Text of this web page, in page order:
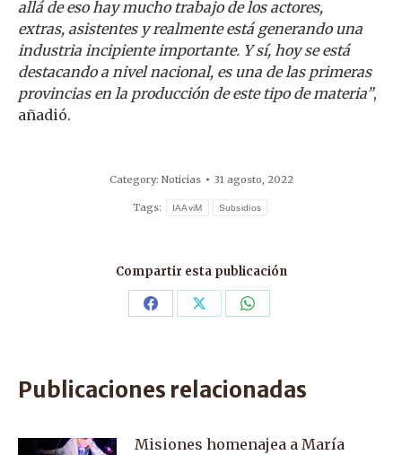
allá de eso hay mucho trabajo de los actores,
extras, asistentes y realmente está generando una
industria incipiente importante. Y sí, hoy se está
destacando a nivel nacional, es una de las primeras
provincias en la producción de este tipo de materia”,
añadió.
Category: Noticias 31 agosto, 2022
Tags: IAAviM Subsidios
Compartir esta publicación
Share Share Share
Publicaciones relacionadas
Misiones homenajea a María